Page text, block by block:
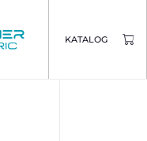
KATALOG